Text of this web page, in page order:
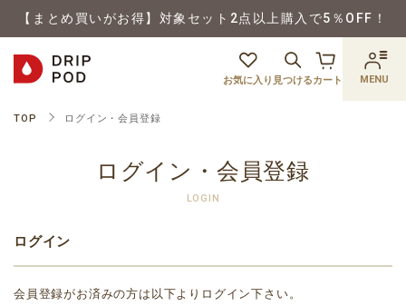
【まとめ買いがお得】対象セット2点以上購入で5％OFF！
お気に入り 見つけるカート MENU
TOP ログイン・会員登録
ログイン・会員登録
LOGIN
ログイン
会員登録がお済みの方は以下よりログイン下さい。